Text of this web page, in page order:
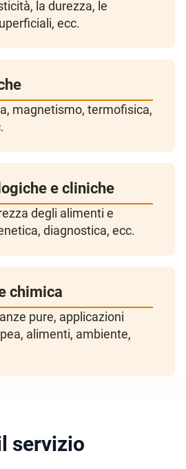
la durezza, le
ecc.
magnetismo, termofisica,
e cliniche
degli alimenti e
diagnostica, ecc.
chimica
pure, applicazioni
alimenti, ambiente,
servizio